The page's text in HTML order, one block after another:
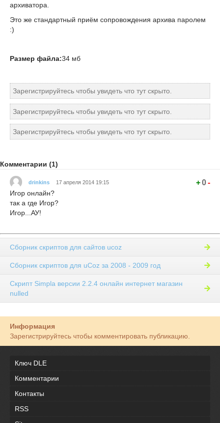
архиватора.
Это же стандартный приём сопровождения архива паролем
:)
Размер файла:34 мб
Зарегистрируйтесь чтобы увидеть что тут скрыто.
Зарегистрируйтесь чтобы увидеть что тут скрыто.
Зарегистрируйтесь чтобы увидеть что тут скрыто.
Комментарии (1)
drinkins 17 апреля 2014 19:15 +0-
Игор онлайн?
так а где Игор?
Игор...АУ!
Сборник скриптов для сайтов ucoz
Сборник скриптов для uCoz за 2008 - 2009 год
Скрипт Simpla версии 2.2.4 онлайн интернет магазин
nulled
Информация
Зарегистрируйтесь чтобы комментировать публикацию.
Ключ DLE
Комментарии
Контакты
RSS